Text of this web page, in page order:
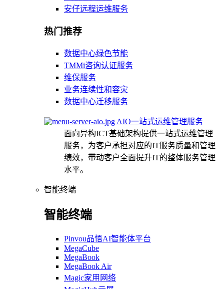
安仔远程运维服务
热门推荐
数据中心绿色节能
TMMi咨询认证服务
维保服务
业务连续性和容灾
数据中心迁移服务
AIO一站式运维管理服务
面向异构ICT基础架构提供一站式运维管理
服务，为客户承担对应的IT服务质量和管理
绩效，带动客户全面提升IT的整体服务管理
水平。
智能终端
智能终端
Pinvou品悟AI智能体平台
MegaCube
MegaBook
MegaBook Air
Magic家用网络